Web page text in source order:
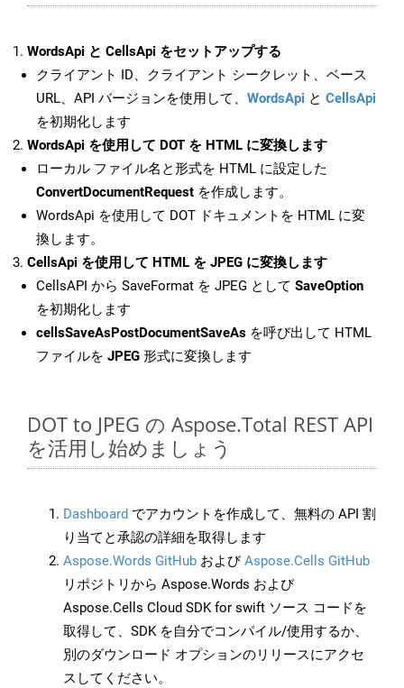
WordsApi と CellsApi をセットアップする
クライアント ID、クライアント シークレット、ベース
URL、API バージョンを使用して、 WordsApi と CellsApi
を初期化します
WordsApi を使用して DOT を HTML に変換します
ローカル ファイル名と形式を HTML に設定した
ConvertDocumentRequest を作成します。
WordsApi を使用して DOT ドキュメントを HTML に変
換します。
CellsApi を使用して HTML を JPEG に変換します
CellsAPI から SaveFormat を JPEG として SaveOption
を初期化します
cellsSaveAsPostDocumentSaveAs を呼び出して HTML
ファイルを JPEG 形式に変換します
DOT to JPEG の Aspose.Total REST API
を活用し始めましょう
Dashboard でアカウントを作成して、無料の API 割
り当てと承認の詳細を取得します
Aspose.Words GitHub およびAspose.Cells GitHub
リポジトリから Aspose.Words および
Aspose.Cells Cloud SDK for swift ソース コードを
取得して、SDK を自分でコンパイル/使用するか、
別のダウンロード オプションのリリースにアクセ
スしてください。